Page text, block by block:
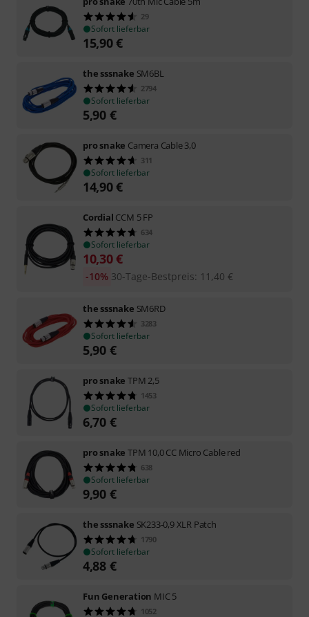
29
Sofort lieferbar
15,90€
the sssnake SM6BL
2794
Sofort lieferbar
5,90 €
pro snake Camera Cable 3,0
311
Sofort lieferbar
14,90€
Cordial CCM 5 FP
634
Sofort lieferbar
10,30€
30-Tage-Bestpreis: 11,40 €
-10%
the sssnake SM6RD
3283
Sofort lieferbar
5,90 €
pro snake TPM 2,5
1453
Sofort lieferbar
6,70 €
pro snake TPM 10,0 CC Micro Cable red
638
Sofort lieferbar
9,90 €
the sssnake SK233-0,9 XLR Patch
1790
Sofort lieferbar
4,88 €
Fun Generation MIC 5
1052